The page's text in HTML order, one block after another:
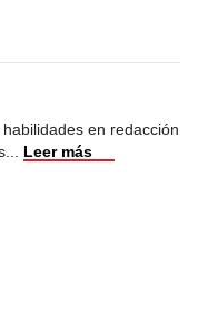
en redacción
Leer más